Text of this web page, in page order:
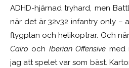
ADHD-hjärnad tryhard, men
när det är 32v32 infantry only –
flygplan och helikoptrar. Och
Cairo och Iberian Offensive med
jag att spelet var som bäst.